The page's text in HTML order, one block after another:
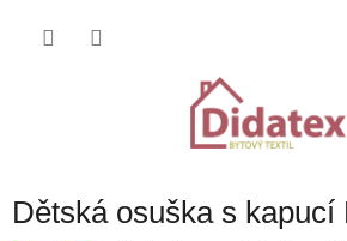
Dětská osuška s kapucí